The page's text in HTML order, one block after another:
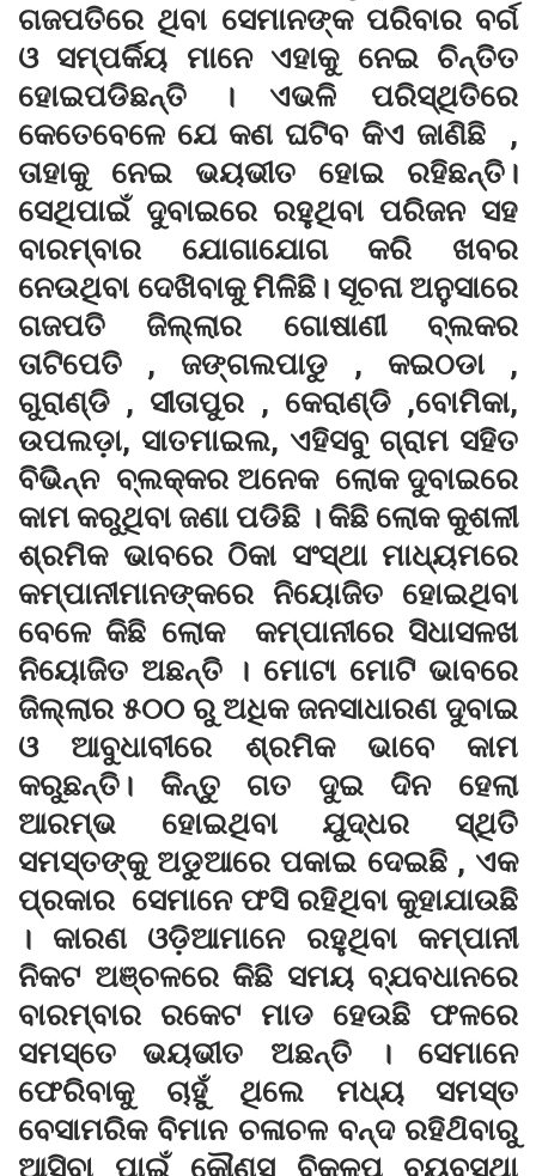
ଗଜପତିରେ ଥିବା ସେମାନଙ୍କ ପରିବାର ବର୍ଗ
ଓ ସମ୍ପର୍କିୟ ମାନେ ଏହାକୁ ନେଇ ଚିନ୍ତିତ
ହୋଇପଡିଛନ୍ତି । ଏଭଳି ପରିସ୍ଥିତିରେ
କେତେବେଳେ ଯେ କଣ ଘଟିବ କିଏ ଜାଣିଛି ,
ତାହାକୁ ନେଇ ଭୟଭୀତ ହୋଇ ରହିଛନ୍ତି।
ସେଥିପାଇଁ ଦୁବାଇରେ ରହୁଥିବା ପରିଜନ ସହ
ବାରମ୍ବାର ଯୋଗାଯୋଗ କରି ଖବର
ନେଉଥିବା ଦେଖିବାକୁ ମିଳିଛି। ସୂଚନା ଅନୁସାରେ
ଗଜପତି ଜିଲ୍ଲାର ଗୋଷାଣୀ ବ୍ଲକର
ତାଟିପେତି , ଜଙ୍ଗଲପାଡୁ , କଇଠଡା ,
ଗୁରାଣ୍ଡି , ସୀତାପୁର , କେରାଣ୍ଡି ,ବୋମିକା,
ଉପଲଡ଼ା, ସାତମାଇଲ, ଏହିସବୁ ଗ୍ରାମ ସହିତ
ବିଭିନ୍ନ ବ୍ଲକ୍କର ଅନେକ ଲୋକ ଦୁବାଇରେ
କାମ କରୁଥିବା ଜଣା ପଡିଛି । କିଛି ଲୋକ କୁଶଳୀ
ଶ୍ରମିକ ଭାବରେ ଠିକା ସଂସ୍ଥା ମାଧ୍ୟମରେ
କମ୍ପାନୀମାନଙ୍କରେ ନିୟୋଜିତ ହୋଇଥିବା
ବେଳେ କିଛି ଲୋକ କମ୍ପାନୀରେ ସିଧାସଳଖ
ନିୟୋଜିତ ଅଛନ୍ତି । ମୋଟା ମୋଟି ଭାବରେ
ଜିଲ୍ଲାର ୫୦୦ ରୁ ଅଧିକ ଜନସାଧାରଣ ଦୁବାଇ
ଓ ଆବୁଧାବୀରେ ଶ୍ରମିକ ଭାବେ କାମ
କରୁଛନ୍ତି। କିନ୍ତୁ ଗତ ଦୁଇ ଦିନ ହେଲା
ଆରମ୍ଭ ହୋଇଥିବା ଯୁଦ୍ଧର ସ୍ଥିତି
ସମସ୍ତଙ୍କୁ ଅଡୁଆରେ ପକାଇ ଦେଇଛି , ଏକ
ପ୍ରକାର ସେମାନେ ଫସି ରହିଥିବା କୁହାଯାଉଛି
। କାରଣ ଓଡ଼ିଆମାନେ ରହୁଥିବା କମ୍ପାନୀ
ନିକଟ ଅଞ୍ଚଳରେ କିଛି ସମୟ ବ୍ଯବଧାନରେ
ବାରମ୍ବାର ରକେଟ ମାଡ ହେଉଛି ଫଳରେ
ସମସ୍ତେ ଭୟଭୀତ ଅଛନ୍ତି । ସେମାନେ
ଫେରିବାକୁ ଚାହୁଁ ଥିଲେ ମଧ୍ୟ ସମସ୍ତ
ବେସାମରିକ ବିମାନ ଚଳାଚଳ ବନ୍ଦ ରହିଥ‌ିବାରୁ
ଆସିବା ପାଇଁ କୌଣସ ବିକଳ୍ପ ବ୍ୟବସ୍ଥା